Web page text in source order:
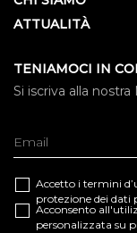
ATTUALITÀ
TENIAMOCI IN
Si iscriva alla
Accetto i termini
protezione dei dati
Acconsento
personalizzata su